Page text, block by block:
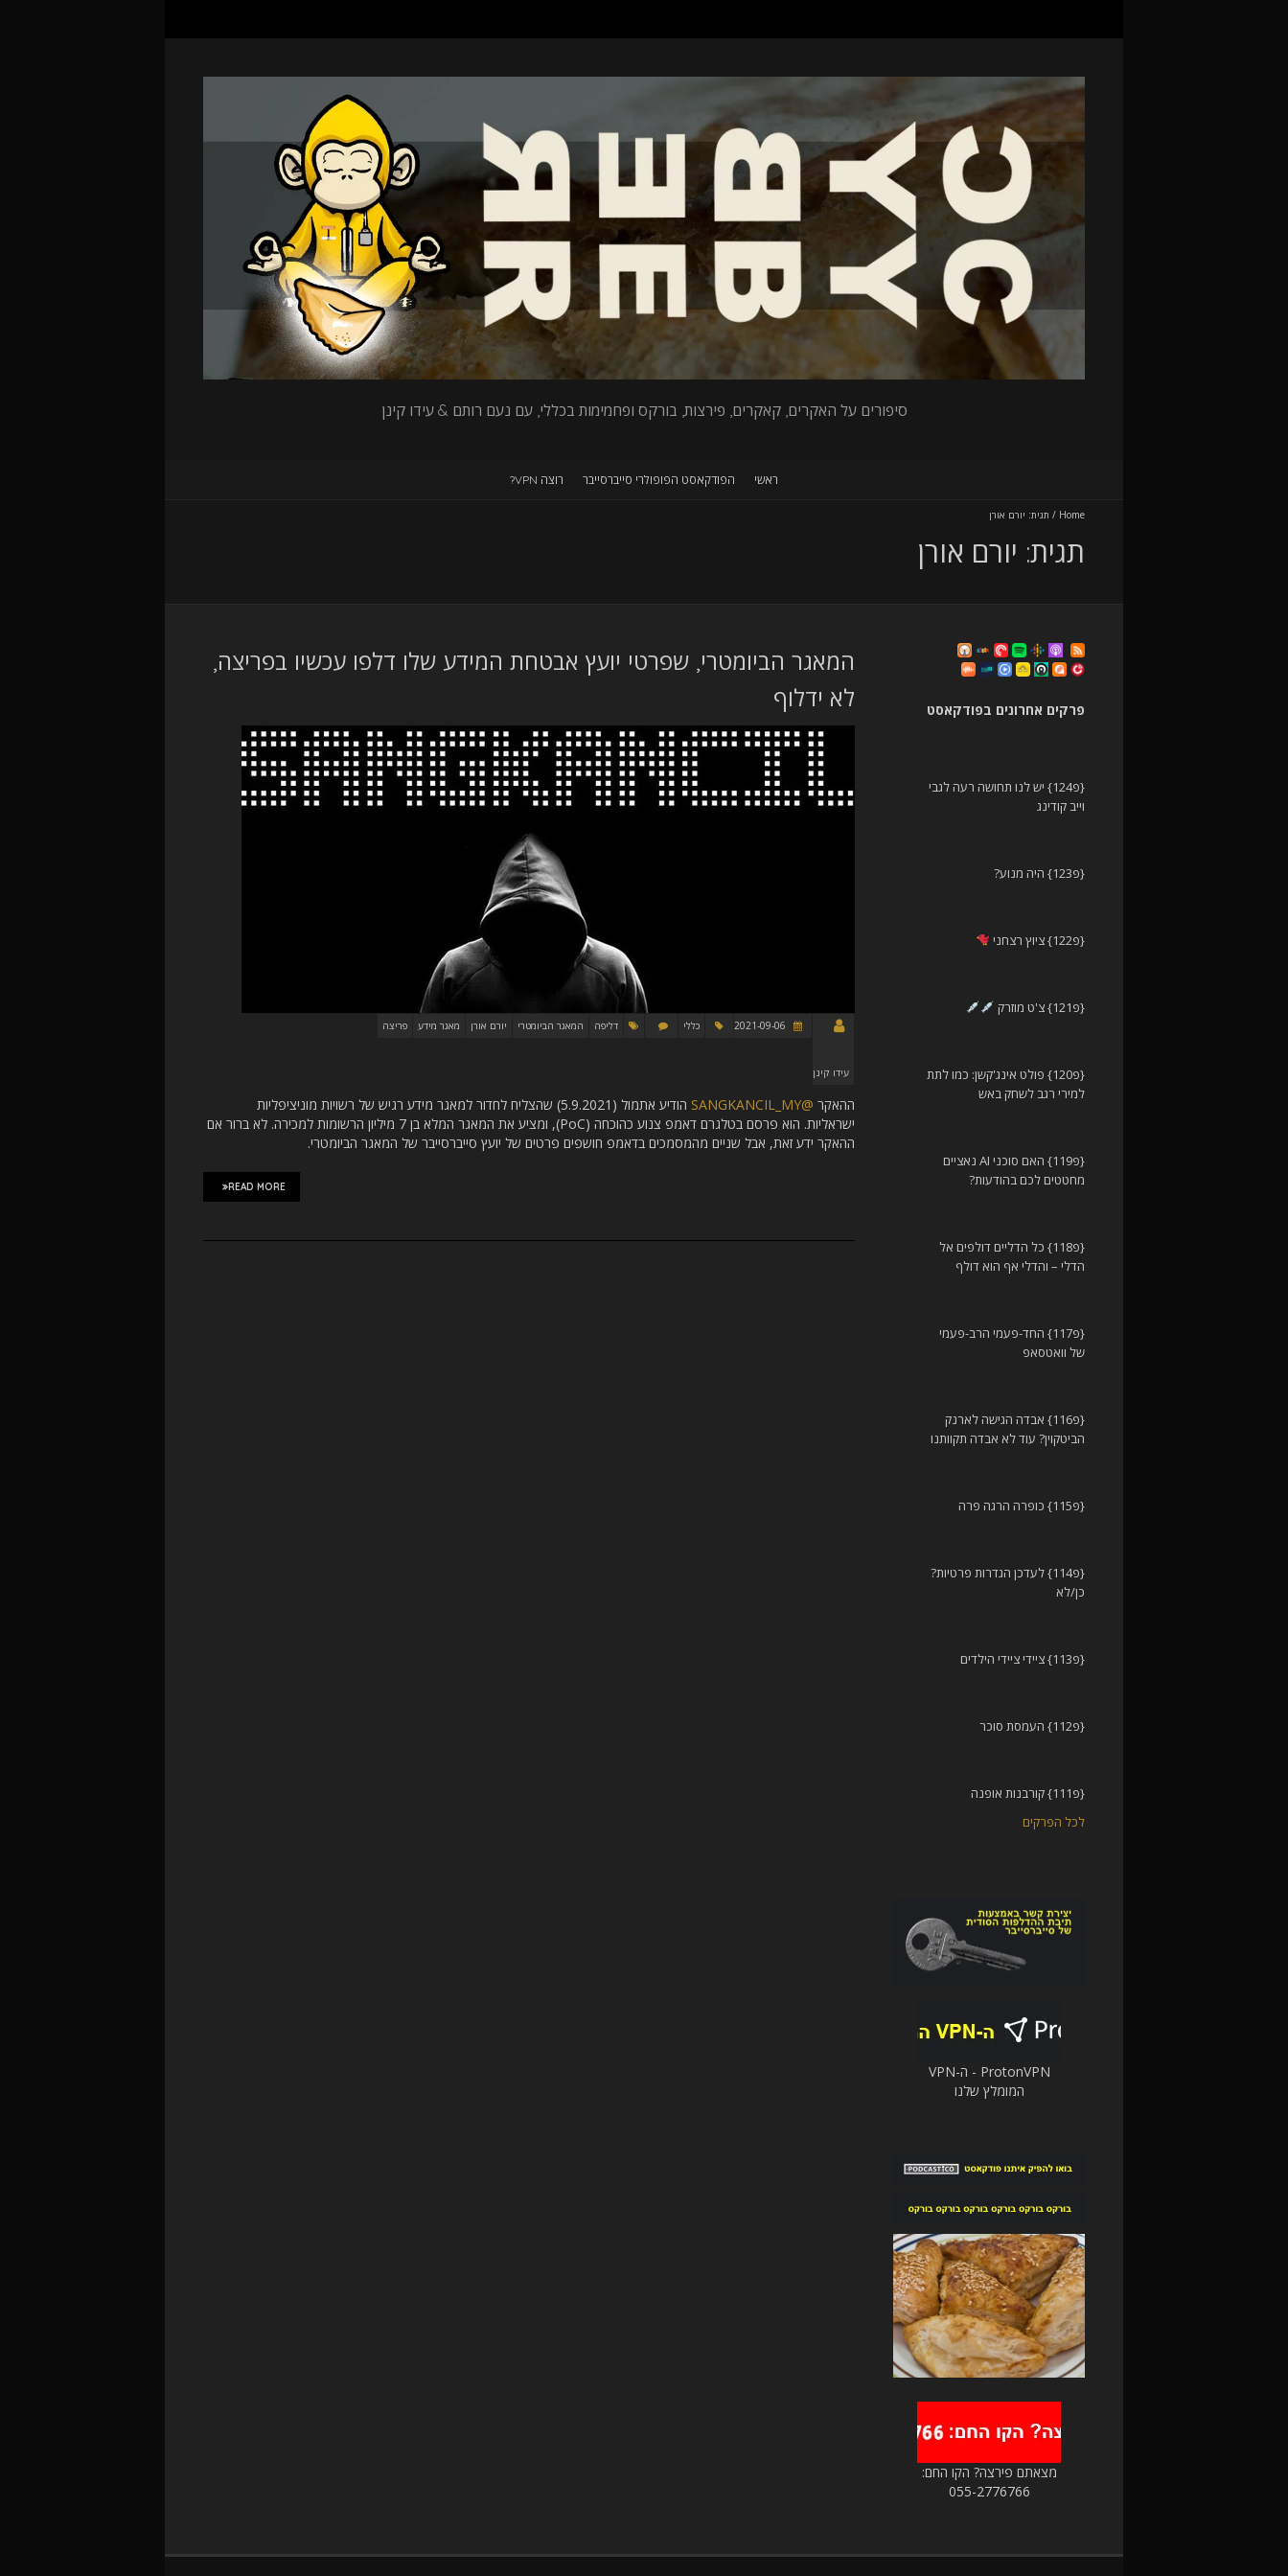
סיפורים על האקרים, קאקרים, פירצות, בורקס ופחמימות בכללי, עם נעם רותם & עידו קינן
ראשי הפודקאסט הפופולרי סייברסייבר רוצה VPN?
Home
/ תגית: יורם אורן
תגית: יורם אורן
המאגר הביומטרי, שפרטי יועץ אבטחת המידע שלו דלפו עכשיו בפריצה,
לא ידלוף
עידו קינן
כללי דליפה המאגר הביומטרי יורם אורן מאגר מידע פריצה
ההאקר @SANGKANCIL_MY
הודיע אתמול (5.9.2021) שהצליח לחדור למאגר מידע רגיש של רשויות מוניציפליות
ישראליות. הוא פרסם בטלגרם דאמפ צנוע כהוכחה (PoC), ומציע את המאגר המלא בן 7 מיליון הרשומות למכירה. לא ברור אם
ההאקר ידע זאת, אבל שניים מהמסמכים בדאמפ חושפים פרטים של יועץ סייברסייבר של המאגר הביומטרי.
READ MORE
פרקים אחרונים בפודקאסט
{פ124} יש לנו תחושה רעה לגבי
וייב קודינג
{פ123} היה מנוע?
{פ122} ציוץ רצחני
{פ121} צ'ט מוזרק
{פ120} פולט אינג'קשן: כמו לתת
למירי רגב לשחק באש
{פ119} האם סוכני AI נאציים
מחטטים לכם בהודעות?
{פ118} כל הדליים דולפים אל
הדלי – והדלי אף הוא דולף
{פ117} החד-פעמי הרב-פעמי
של וואטסאפ
{פ116} אבדה הגישה לארנק
הביטקוין? עוד לא אבדה תקוותנו
{פ115} כופרה הרגה פרה
{פ114} לעדכן הגדרות פרטיות?
כן/לא
{פ113} ציידי ציידי הילדים
{פ112} העמסת סוכר
{פ111} קורבנות אופנה
לכל הפרקים
ProtonVPN - ה-VPN
המומלץ שלנו
מצאתם פירצה? הקו החם:
055-2776766